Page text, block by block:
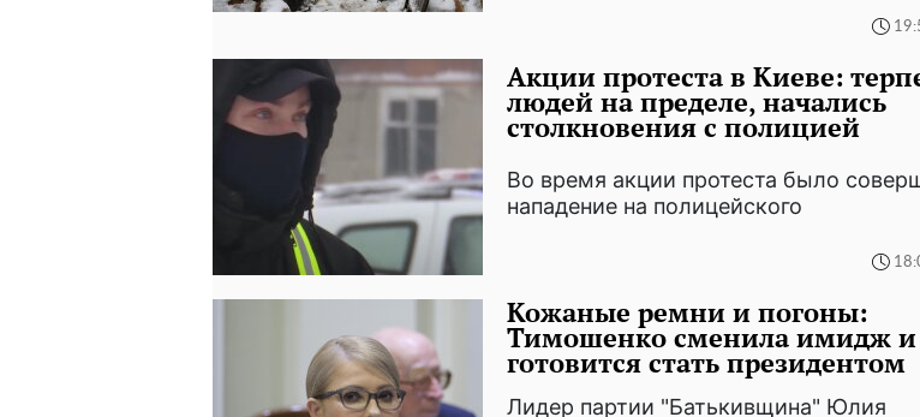
Акции протеста в Киеве:
людей на пределе, начались
столкновения с полицией
Во время акции протеста было
нападение на полицейского
Кожаные ремни и погоны:
Тимошенко сменила имидж и
готовится стать президентом
Лидер партии "Батькивщина" Юлия